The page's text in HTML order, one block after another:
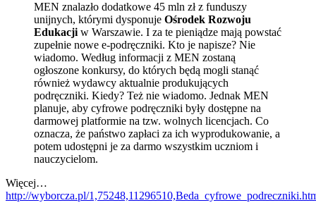
MEN znalazło dodatkowe 45 mln zł z funduszy
unijnych, którymi dysponuje Ośrodek Rozwoju
Edukacji w Warszawie. I za te pieniądze mają powstać
zupełnie nowe e-podręczniki. Kto je napisze? Nie
wiadomo. Według informacji z MEN zostaną
ogłoszone konkursy, do których będą mogli stanąć
również wydawcy aktualnie produkujących
podręczniki. Kiedy? Też nie wiadomo. Jednak MEN
planuje, aby cyfrowe podręczniki były dostępne na
darmowej platformie na tzw. wolnych licencjach. Co
oznacza, że państwo zapłaci za ich wyprodukowanie, a
potem udostępni je za darmo wszystkim uczniom i
nauczycielom.
Więcej…
http://wyborcza.pl/